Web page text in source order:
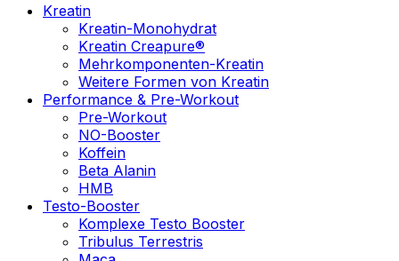
Kreatin
Kreatin-Monohydrat
Kreatin Creapure®
Mehrkomponenten-Kreatin
Weitere Formen von Kreatin
Performance & Pre-Workout
Pre-Workout
NO-Booster
Koffein
Beta Alanin
HMB
Testo-Booster
Komplexe Testo Booster
Tribulus Terrestris